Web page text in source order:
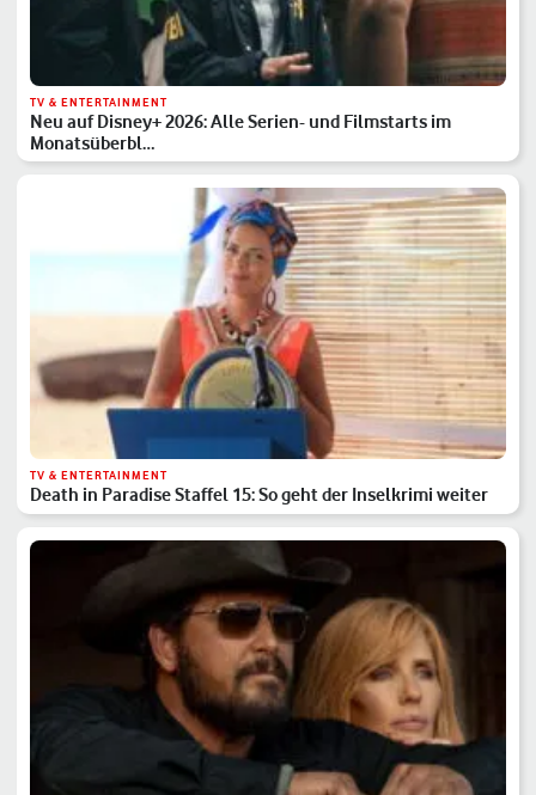
TV & ENTERTAINMENT
Neu auf Disney+ 2026: Alle Serien- und Filmstarts im
Monatsüberbl…
TV & ENTERTAINMENT
Death in Paradise Staffel 15: So geht der Inselkrimi weiter